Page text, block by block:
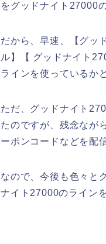
をグッドナイト27000
だから、早速、【グッ
ル】【 グッドナイト
ラインを使っているか
ただ、グッドナイト
たのですが、残念なが
ーポンコードなどを配
なので、今後も色々と
ナイト27000のライン